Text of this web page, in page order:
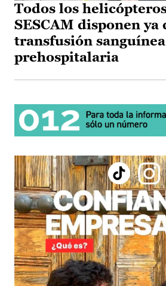
Todos los
SESCAM disponen ya
transfusión sanguínea
prehospitalaria